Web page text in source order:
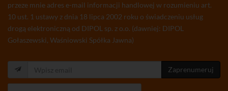
przeze mnie adres e-mail informacji handlowej w rozumieniu art.
10 ust. 1 ustawy z dnia 18 lipca 2002 roku o świadczeniu usług
drogą elektroniczną od DIPOL sp. z o.o. (dawniej: DIPOL
Gołaszewski, Waśniowski Spółka Jawna)
Zaprenumeruj